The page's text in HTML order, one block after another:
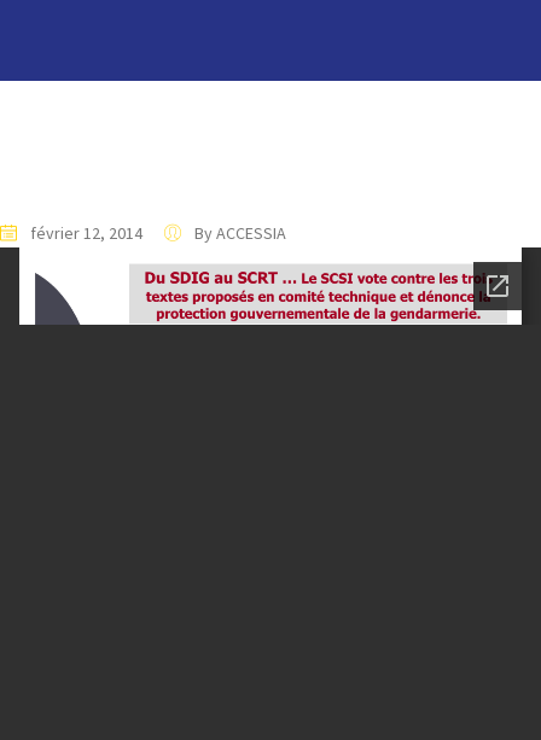
février 12, 2014 By ACCESSIA